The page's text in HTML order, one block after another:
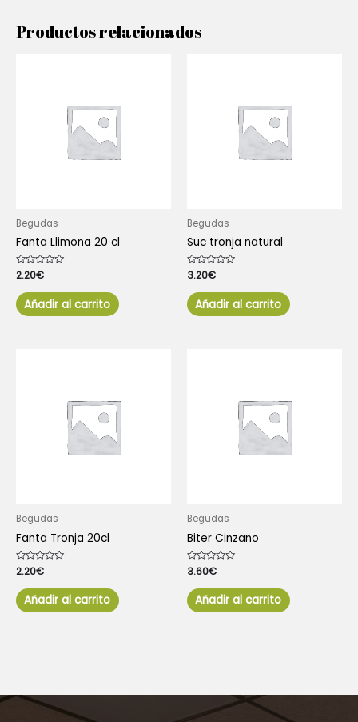
Productos relacionados
Begudas
Fanta Llimona 20 cl
Valorado
con
de
5
2.20€
Añadir al carrito
Begudas
Suc tronja natural
Valorado
con
de
5
3.20€
Añadir al carrito
Begudas
Fanta Tronja 20cl
Valorado
con
de
5
2.20€
Añadir al carrito
Begudas
Biter Cinzano
Valorado
con
de
5
3.60€
Añadir al carrito